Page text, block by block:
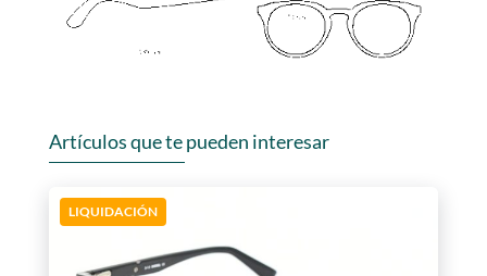
Artículos que te pueden interesar
LIQUIDACIÓN